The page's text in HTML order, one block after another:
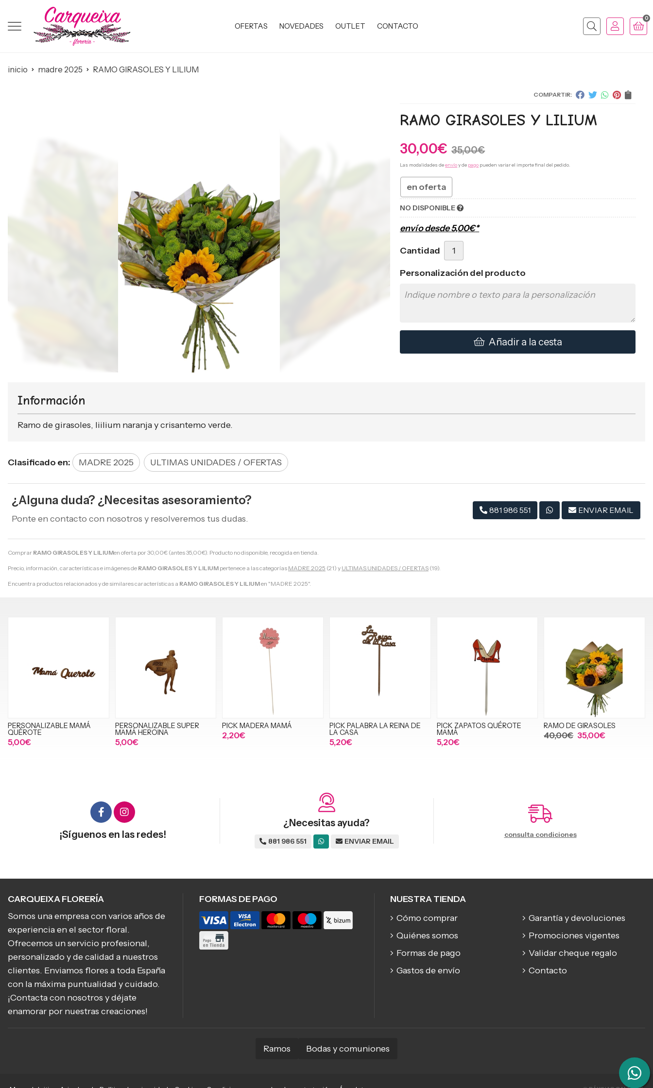
OFERTAS NOVEDADES OUTLET CONTACTO
Buscar
0
inicio madre 2025 RAMO GIRASOLES Y LILIUM
COMPARTIR:
RAMO GIRASOLES Y LILIUM
30,00€ 35,00€
Las modalidades deenvíoy de pago pueden variar el importe final del pedido.
en oferta
NO DISPONIBLE
envío desde5,00€*
Cantidad
Personalización del producto
Añadir a la cesta
Comprar RAMO GIRASOLES Y LILIUMen oferta por30,00€ (antes35,00€). Producto no disponible, recogida en tienda.
Precio, información, características e imágenes de RAMO GIRASOLES Y LILIUM pertenece a las categorías MADRE 2025 (21) y ULTIMAS UNIDADES / OFERTAS (19).
Encuentra productos relacionados y de similares características a RAMO GIRASOLES Y LILIUMen "MADRE 2025".
Información
Ramo de girasoles, liilium naranja y crisantemo verde.
Clasificado en: MADRE 2025 ULTIMAS UNIDADES / OFERTAS
¿Alguna duda? ¿Necesitas asesoramiento?
Ponte en contacto con nosotros y resolveremos tus dudas.
881 986 551 ENVIAR EMAIL
PERSONALIZABLE MAMÁ
QUÉROTE
5,00€
PERSONALIZABLE SUPER
MAMÁ HEROINA
5,00€
PICK MADERA MAMÁ
2,20€
PICK PALABRA LA REINA DE
LA CASA
5,20€
PICK ZAPATOS QUÉROTE
MAMÁ
5,20€
RAMO DE GIRASOLES
40,00€ 35,00€
¡Síguenos en las redes!
¿Necesitas ayuda?
881 986 551 ENVIAR EMAIL
consulta condiciones
CARQUEIXA FLORERÍA
Somos una empresa con varios años de
experiencia en el sector floral.
Ofrecemos un servicio profesional,
personalizado y de calidad a nuestros
clientes. Enviamos flores a toda España
con la máxima puntualidad y cuidado.
¡Contacta con nosotros y déjate
enamorar por nuestras creaciones!
FORMAS DE PAGO
NUESTRA TIENDA
Cómo comprar
Quiénes somos
Formas de pago
Gastos de envío
Garantía y devoluciones
Promociones vigentes
Validar cheque regalo
Contacto
Ramos Bodas y comuniones